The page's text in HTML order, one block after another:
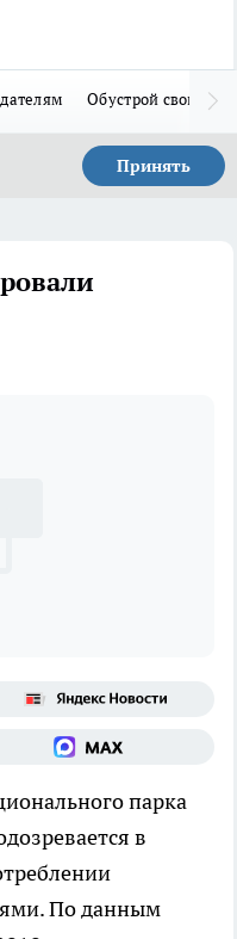
Обустрой свой дом
Принять
парка
в
По данным